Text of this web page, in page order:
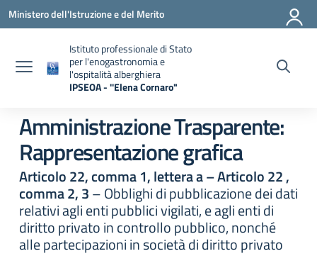
Vai ai contenuti
Vai al menu di navigazione
Vai al footer
Ministero dell'Istruzione e del Merito
Istituto professionale di Stato
per l'enogastronomia e
l'ospitalità alberghiera
IPSEOA - ''Elena Cornaro"
Amministrazione Trasparente:
Rappresentazione grafica
Articolo 22, comma 1, lettera a – Articolo 22 ,
comma 2, 3– Obblighi di pubblicazione dei dati
relativi agli enti pubblici vigilati, e agli enti di
diritto privato in controllo pubblico, nonché
alle partecipazioni in società di diritto privato